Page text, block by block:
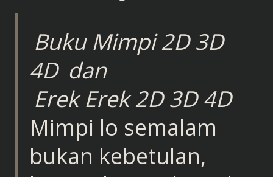
Buku Mimpi 2D 3D
4D dan
Erek Erek 2D 3D 4D
Mimpi lo semalam
bukan kebetulan,